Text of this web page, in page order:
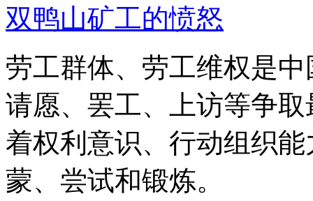
双鸭山矿工的愤怒
劳工群体、劳工维权是
请愿、罢工、上访等争
着权利意识、行动组织
蒙、尝试和锻炼。